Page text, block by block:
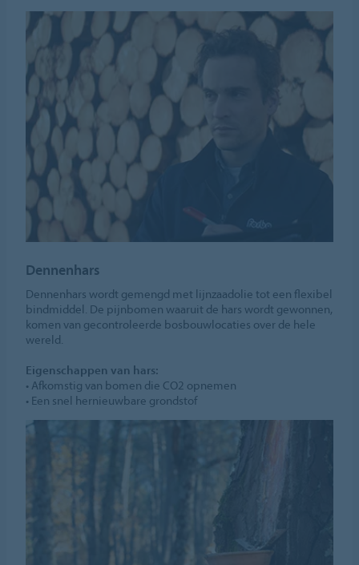
Dennenhars
Dennenhars wordt gemengd met lijnzaadolie tot een flexibel
bindmiddel. De pijnbomen waaruit de hars wordt gewonnen,
komen van gecontroleerde bosbouwlocaties over de hele
wereld.
Eigenschappen van hars:
• Afkomstig van bomen die CO2 opnemen
• Een snel hernieuwbare grondstof